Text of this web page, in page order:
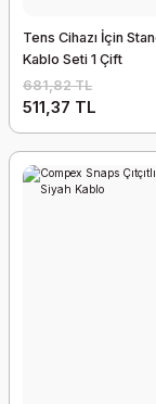
Tens Cihazı İçin
Kablo Seti 1 Çift
681,82 TL
511,37 TL